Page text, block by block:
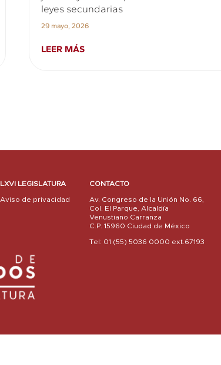
leyes secundarias
29 mayo, 2026
LEER MÁS
LXVI LEGISLATURA
Aviso de privacidad
CONTACTO
Av. Congreso de la Unión No. 66,
Col. El Parque, Alcaldía
Venustiano Carranza
C.P. 15960 Ciudad de México
Tel: 01 (55) 5036 0000 ext.67193